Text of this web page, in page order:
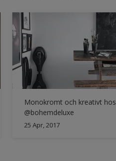
Monokromt och kreativt hos
@bohemdeluxe
25 Apr, 2017